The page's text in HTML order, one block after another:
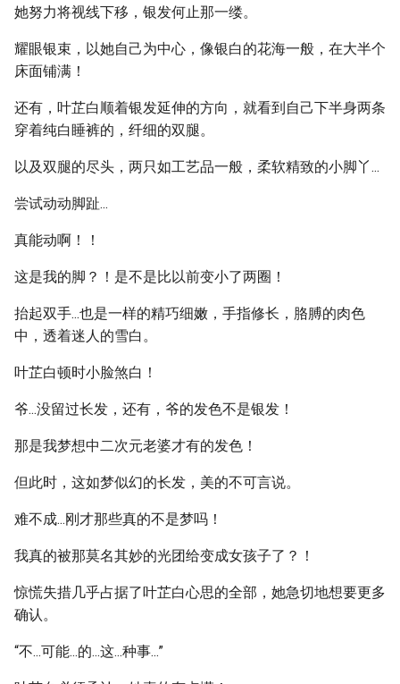
她努力将视线下移，银发何止那一缕。
耀眼银束，以她自己为中心，像银白的花海一般，在大半个
床面铺满！
还有，叶芷白顺着银发延伸的方向，就看到自己下半身两条
穿着纯白睡裤的，纤细的双腿。
以及双腿的尽头，两只如工艺品一般，柔软精致的小脚丫...
尝试动动脚趾...
真能动啊！！
这是我的脚？！是不是比以前变小了两圈！
抬起双手...也是一样的精巧细嫩，手指修长，胳膊的肉色
中，透着迷人的雪白。
叶芷白顿时小脸煞白！
爷...没留过长发，还有，爷的发色不是银发！
那是我梦想中二次元老婆才有的发色！
但此时，这如梦似幻的长发，美的不可言说。
难不成...刚才那些真的不是梦吗！
我真的被那莫名其妙的光团给变成女孩子了？！
惊慌失措几乎占据了叶芷白心思的全部，她急切地想要更多
确认。
“不...可能...的...这...种事...”